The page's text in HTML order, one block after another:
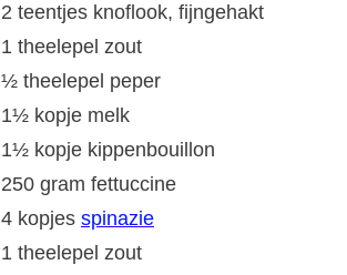
2 teentjes knoflook, fijngehakt
1 theelepel zout
½ theelepel peper
1½ kopje melk
1½ kopje kippenbouillon
250 gram fettuccine
4 kopjes spinazie
1 theelepel zout